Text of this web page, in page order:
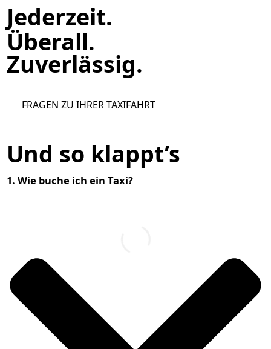
Jederzeit.
Überall.
Zuverlässig.
FRAGEN ZU IHRER TAXIFAHRT
Und so klappt’s
1. Wie buche ich ein Taxi?